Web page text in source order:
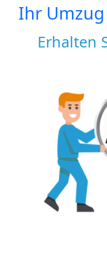
Ihr
Erhalten